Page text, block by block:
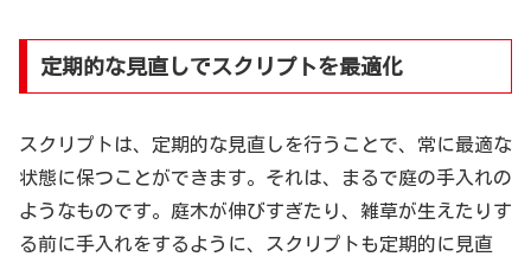
定期的な見直しでスクリプトを最適化
スクリプトは、定期的な見直しを行うことで、常に最適な
状態に保つことができます。それは、まるで庭の手入れの
ようなものです。庭木が伸びすぎたり、雑草が生えたりす
る前に手入れをするように、スクリプトも定期的に見直